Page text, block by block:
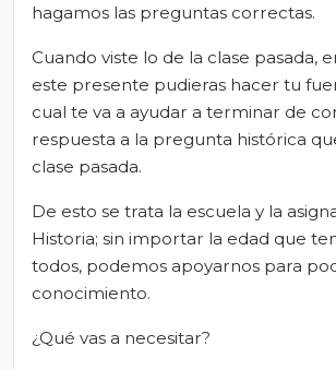
hagamos las preguntas correctas.
Cuando viste lo de la clase pasada,
este presente pudieras hacer tu
cual te va a ayudar a terminar de
respuesta a la pregunta histórica
clase pasada.
De esto se trata la escuela y la
Historia; sin importar la edad que
todos, podemos apoyarnos para
conocimiento.
¿Qué vas a necesitar?